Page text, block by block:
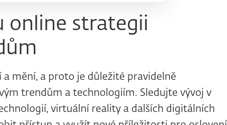
online strategii
mění, a proto je důležité pravidelně
trendům a technologiím. Sledujte vývoj v
virtuální reality a dalších digitálních